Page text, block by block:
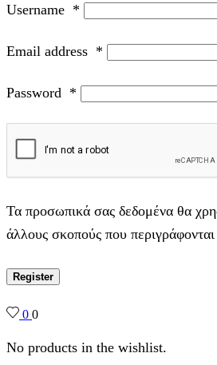
Username *
Email address *
Password *
Τα προσωπικά σας δεδομένα θα
άλλους σκοπούς που
Register
0 0
No products in the wishlist.